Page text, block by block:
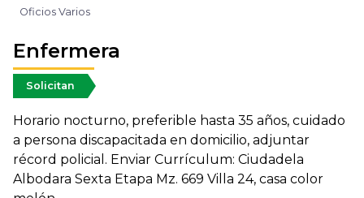
Oficios Varios
Enfermera
Solicitan
Horario nocturno, preferible hasta 35 años, cuidado
a persona discapacitada en domicilio, adjuntar
récord policial. Enviar Currículum: Ciudadela
Albodara Sexta Etapa Mz. 669 Villa 24, casa color